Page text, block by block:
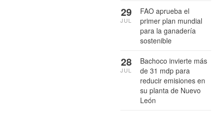
FAO aprueba el
primer plan mundial
para la ganadería
sostenible
29
JUL
Bachoco invierte más
de 31 mdp para
reducir emisiones en
su planta de Nuevo
León
28
JUL